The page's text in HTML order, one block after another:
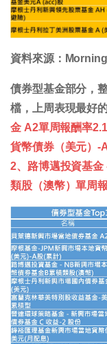
資料來源：
債券型基金部分，
檔，上周表現最好
金 A2單周報酬率
貨幣債券（美元）-
2、路博邁投資基
類股（澳幣）單周